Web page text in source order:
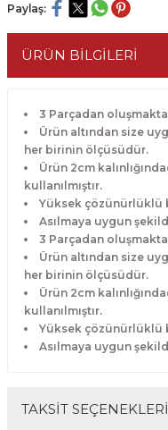
Paylaş:
ÜRÜN BİLGİLERİ
3 Parçadan
Ürün altından size
her birinin ölçüsüdür.
Ürün 2cm
kullanılmıştır.
Yüksek çözünürlüklü
Asılmaya uygun
3 Parçadan
Ürün altından size
her birinin ölçüsüdür.
Ürün 2cm
kullanılmıştır.
Yüksek çözünürlüklü
Asılmaya uygun
TAKSİT SEÇENEKLERİ